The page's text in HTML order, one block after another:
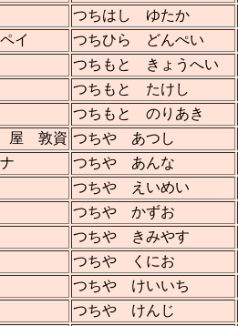
つちはし ゆたか
イ
つちひら どんぺい
つちもと きょうへい
つちもと たけし
つちもと のりあき
屋 敦資 つちや あつし
つちや あんな
つちや えいめい
つちや かずお
つちや きみやす
つちや くにお
つちや けいいち
つちや けんじ